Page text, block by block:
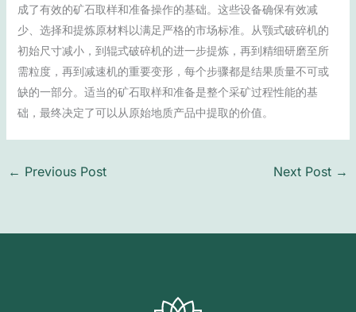
成了有效的矿石取样和准备操作的基础。这些设备确保有效减
少、选择和提炼原材料以满足严格的市场标准。从颚式破碎机的
初始尺寸减小，到辊式破碎机的进一步提炼，再到精细研磨至所
需粒度，再到减速机的重要变形，每个步骤都是结果质量不可或
缺的一部分。适当的矿石取样和准备是整个采矿过程性能的基
础，最终决定了可以从原始地质产品中提取的价值。
← Previous Post Next Post →